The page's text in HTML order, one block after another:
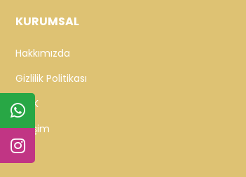
KURUMSAL
Hakkımızda
Gizlilik Politikası
KVKK
İletişim